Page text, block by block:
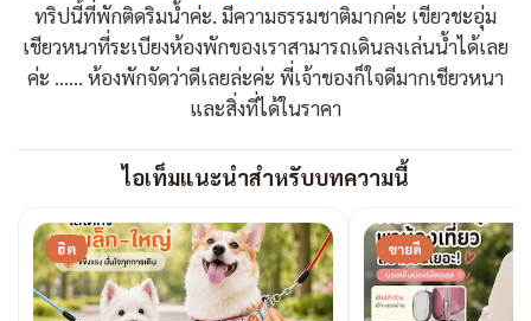
ทริปนี้ที่พักติดริมน้ำค่ะ. มีความธรรมชาติมากค่ะ เขียวชะอุ่ม
เชียวหนาที่ระเบียงห้องพักของเราสามารถเดินลงเล่นน้ำได้เลย
ค่ะ …… ห้องพักจัดว่าดีเลยล่ะค่ะ พี่เจ้าของก็ใจดีมากเชียวหนา
และสิ่งที่ได้ในราคา
ไอเท็มแนะนำสำหรับบทความนี้
ฮิต ขายดี